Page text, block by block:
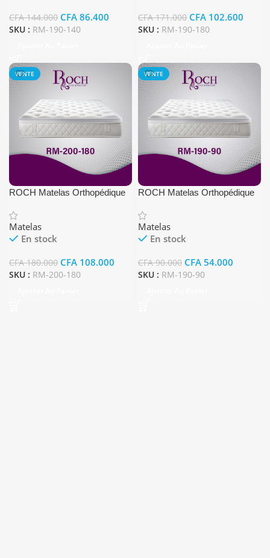
CFA144.000 CFA 86.400
SKU : RM-190-140
CFA171.000 CFA 102.600
SKU : RM-190-180
VENTE
ROCH Matelas Orthopédique
Matelas
En stock
CFA180.000 CFA 108.000
SKU : RM-200-180
VENTE
ROCH Matelas Orthopédique
Matelas
En stock
CFA90.000 CFA 54.000
SKU : RM-190-90